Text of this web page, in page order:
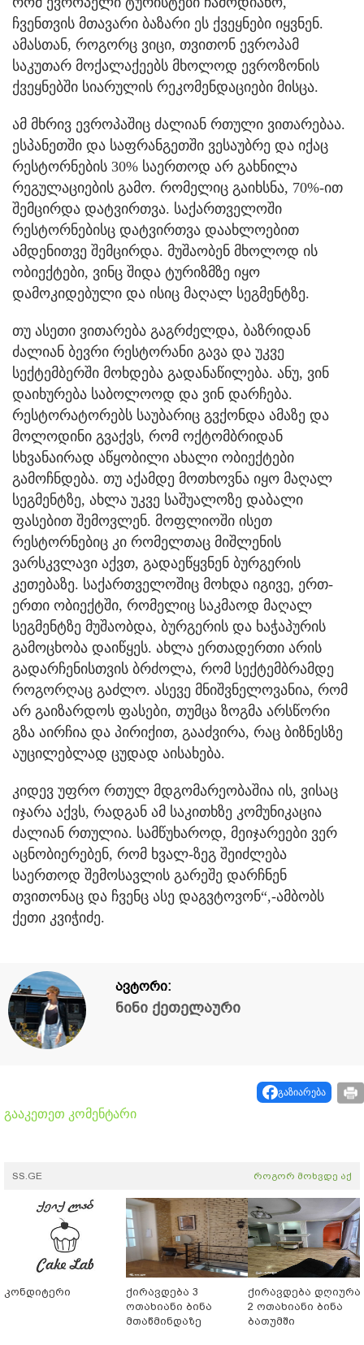
ჩვენთვის მთავარი ბაზარი ეს ქვეყნები იყვნენ.
ამასთან, როგორც ვიცი, თვითონ ევროპამ
საკუთარ მოქალაქეებს მხოლოდ ევროზონის
ქვეყნებში სიარულის რეკომენდაციები მისცა.
ამ მხრივ ევროპაშიც ძალიან რთული ვითარებაა.
ესპანეთში და საფრანგეთში ვესაუბრე და იქაც
რესტორნების 30% საერთოდ არ გახნილა
რეგულაციების გამო. რომელიც გაიხსნა, 70%-ით
შემცირდა დატვირთვა. საქართველოში
რესტორნებისც დატვირთვა დაახლოებით
ამდენითვე შემცირდა. მუშაობენ მხოლოდ ის
ობიექტები, ვინც შიდა ტურიზმზე იყო
დამოკიდებული და ისიც მაღალ სეგმენტზე.
თუ ასეთი ვითარება გაგრძელდა, ბაზრიდან
ძალიან ბევრი რესტორანი გავა და უკვე
სექტემბერში მოხდება გადანაწილება. ანუ, ვინ
დაიხურება საბოლოოდ და ვინ დარჩება.
რესტორატორებს საუბარიც გვქონდა ამაზე და
მოლოდინი გვაქვს, რომ ოქტომბრიდან
სხვანაირად აწყობილი ახალი ობიექტები
გამოჩნდება. თუ აქამდე მოთხოვნა იყო მაღალ
სეგმენტზე, ახლა უკვე საშუალოზე დაბალი
ფასებით შემოვლენ. მოფლიოში ისეთ
რესტორნებიც კი რომელთაც მიშლენის
ვარსკვლავი აქვთ, გადაეწყვნენ ბურგერის
კეთებაზე. საქართველოშიც მოხდა იგივე, ერთ-
ერთი ობიექტში, რომელიც საკმაოდ მაღალ
სეგმენტზე მუშაობდა, ბურგერის და ხაჭაპურის
გამოცხობა დაიწყეს. ახლა ერთადერთი არის
გადარჩენისთვის ბრძოლა, რომ სექტემბრამდე
როგორღაც გაძლო. ასევე მნიშვნელოვანია, რომ
არ გაიზარდოს ფასები, თუმცა ზოგმა არსწორი
გზა აირჩია და პირიქით, გააძვირა, რაც ბიზნესზე
აუცილებლად ცუდად აისახება.
კიდევ უფრო რთულ მდგომარეობაშია ის, ვისაც
იჯარა აქვს, რადგან ამ საკითხზე კომუნიკაცია
ძალიან რთულია. სამწუხაროდ, მეიჯარეები ვერ
აცნობიერებენ, რომ ხვალ-ზეგ შეიძლება
საერთოდ შემოსავლის გარეშე დარჩნენ
თვითონაც და ჩვენც ასე დაგვტოვონ“,-ამბობს
ქეთი კვიჭიძე.
ავტორი:
ნინი ქეთელაური
გაზიარება
გააკეთეთ კომენტარი
SS.GE როგორ მოხვდე აქ
კონდიტერი
ქირავდება 3
ოთახიანი ბინა
მთაწმინდაზე
ქირავდება
2 ოთახიანი ბინა
ბათუმში